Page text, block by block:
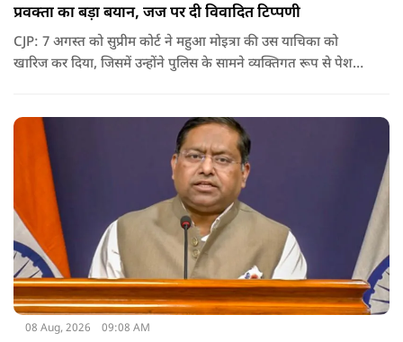
प्रवक्ता का बड़ा बयान, जज पर दी विवादित टिप्पणी
CJP: 7 अगस्त को सुप्रीम कोर्ट ने महुआ मोइत्रा की उस याचिका को
खारिज कर दिया, जिसमें उन्होंने पुलिस के सामने व्यक्तिगत रूप से पेश
केंद्र बन गई है.
08 Aug, 2026 09:08 AM